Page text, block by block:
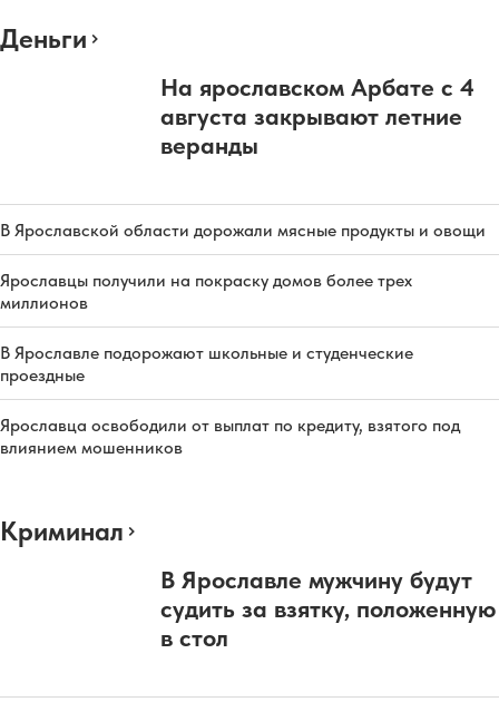
Деньги
На ярославском Арбате с 4
августа закрывают летние
веранды
В Ярославской области дорожали мясные продукты и овощи
Ярославцы получили на покраску домов более трех
миллионов
В Ярославле подорожают школьные и студенческие
проездные
Ярославца освободили от выплат по кредиту, взятого под
влиянием мошенников
Криминал
В Ярославле мужчину будут
судить за взятку, положенную
в стол